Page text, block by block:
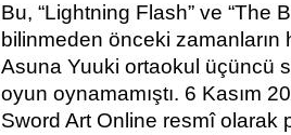
Bu, “Lightning Flash” ve “The
bilinmeden önceki zamanların
Asuna Yuuki ortaokul üçüncü
oyun oynamamıştı. 6 Kasım
Sword Art Online resmî olarak